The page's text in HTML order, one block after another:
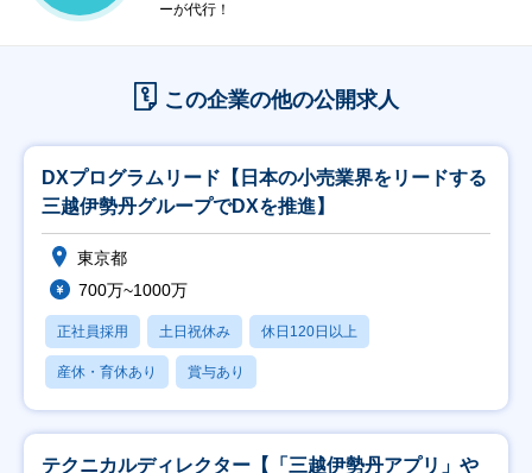
ーが代行！
この企業の他の公開求人
DXプログラムリード【日本の小売業界をリードする
三越伊勢丹グループでDXを推進】
東京都
700万~1000万
正社員採用 土日祝休み 休日120日以上
産休・育休あり 賞与あり
テクニカルディレクター【「三越伊勢丹アプリ」や